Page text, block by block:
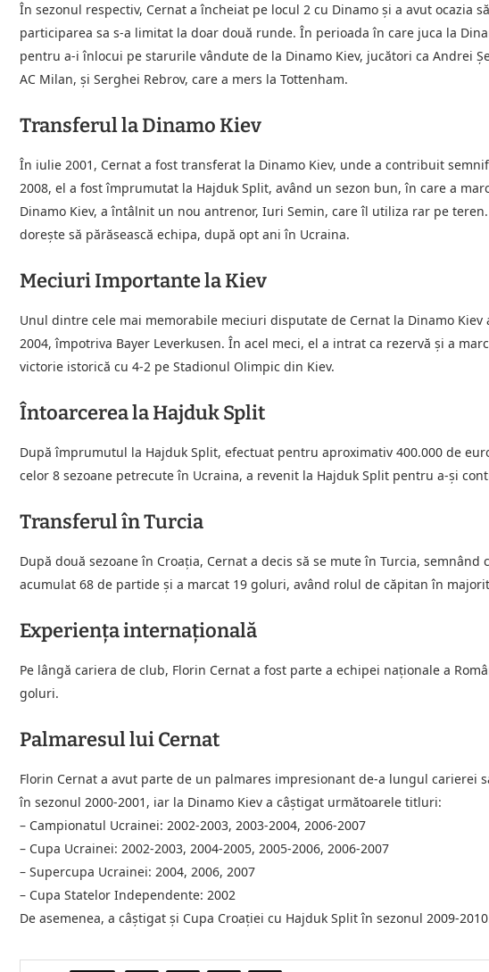
În sezonul respectiv, Cernat a încheiat pe locul 2 cu Dinamo și a avut ocazia
participarea sa s-a limitat la doar două runde. În perioada în care juca la
pentru a-i înlocui pe starurile vândute de la Dinamo Kiev, jucători ca Andrei
AC Milan, și Serghei Rebrov, care a mers la Tottenham.
Transferul la Dinamo Kiev
În iulie 2001, Cernat a fost transferat la Dinamo Kiev, unde a contribuit
2008, el a fost împrumutat la Hajduk Split, având un sezon bun, în care a
Dinamo Kiev, a întâlnit un nou antrenor, Iuri Semin, care îl utiliza rar pe
dorește să părăsească echipa, după opt ani în Ucraina.
Meciuri Importante la Kiev
Unul dintre cele mai memorabile meciuri disputate de Cernat la Dinamo
2004, împotriva Bayer Leverkusen. În acel meci, el a intrat ca rezervă și a
victorie istorică cu 4-2 pe Stadionul Olimpic din Kiev.
Întoarcerea la Hajduk Split
După împrumutul la Hajduk Split, efectuat pentru aproximativ 400.000 de
celor 8 sezoane petrecute în Ucraina, a revenit la Hajduk Split pentru a-și
Transferul în Turcia
După două sezoane în Croația, Cernat a decis să se mute în Turcia, semnând
acumulat 68 de partide și a marcat 19 goluri, având rolul de căpitan în
Experiența internațională
Pe lângă cariera de club, Florin Cernat a fost parte a echipei naționale a
goluri.
Palmaresul lui Cernat
Florin Cernat a avut parte de un palmares impresionant de-a lungul carierei
în sezonul 2000-2001, iar la Dinamo Kiev a câștigat următoarele titluri:
– Campionatul Ucrainei: 2002-2003, 2003-2004, 2006-2007
– Cupa Ucrainei: 2002-2003, 2004-2005, 2005-2006, 2006-2007
– Supercupa Ucrainei: 2004, 2006, 2007
– Cupa Statelor Independente: 2002
De asemenea, a câștigat și Cupa Croației cu Hajduk Split în sezonul 2009-